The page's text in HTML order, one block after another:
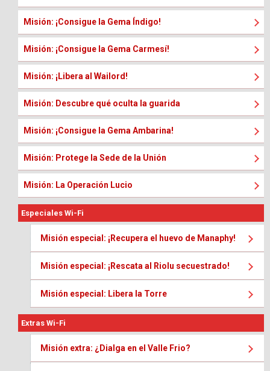
Misión: ¡Consigue la Gema Índigo!
Misión: ¡Consigue la Gema Carmesí!
Misión: ¡Libera al Wailord!
Misión: Descubre qué oculta la guarida
Misión: ¡Consigue la Gema Ambarina!
Misión: Protege la Sede de la Unión
Misión: La Operación Lucio
Especiales Wi-Fi
Misión especial: ¡Recupera el huevo de Manaphy!
Misión especial: ¡Rescata al Riolu secuestrado!
Misión especial: Libera la Torre
Extras Wi-Fi
Misión extra: ¿Dialga en el Valle Frio?